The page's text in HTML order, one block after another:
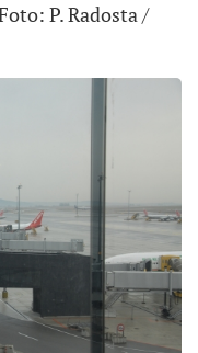
P. Radosta /